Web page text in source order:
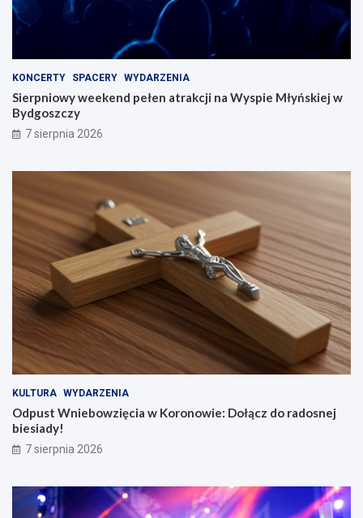
KONCERTY SPACERY WYDARZENIA
Sierpniowy weekend pełen atrakcji na Wyspie Młyńskiej w
Bydgoszczy
7 sierpnia 2026
KULTURA WYDARZENIA
Odpust Wniebowzięcia w Koronowie: Dołącz do radosnej
biesiady!
7 sierpnia 2026